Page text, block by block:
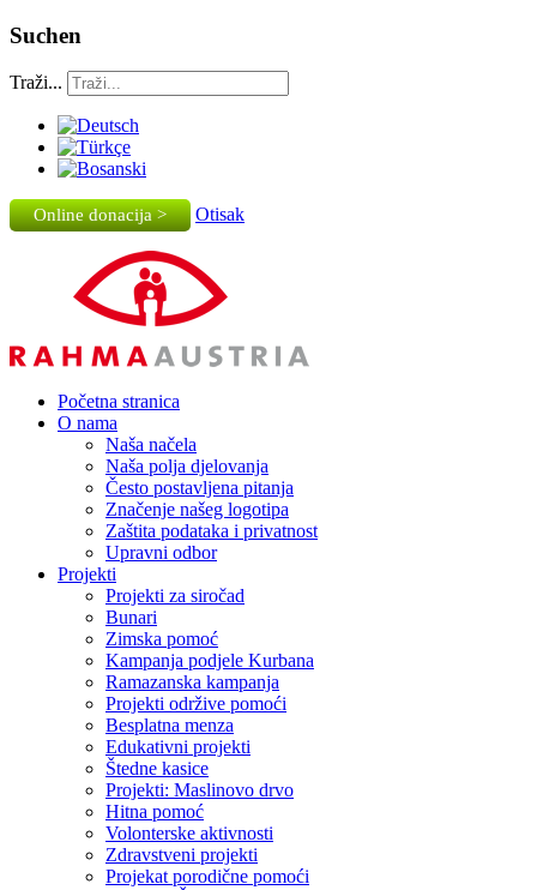
Suchen
Traži...
Online donacija > Otisak
Početna stranica
O nama
Naša načela
Naša polja djelovanja
Često postavljena pitanja
Značenje našeg logotipa
Zaštita podataka i privatnost
Upravni odbor
Projekti
Projekti za siročad
Bunari
Zimska pomoć
Kampanja podjele Kurbana
Ramazanska kampanja
Projekti održive pomoći
Besplatna menza
Edukativni projekti
Štedne kasice
Projekti: Maslinovo drvo
Hitna pomoć
Volonterske aktivnosti
Zdravstveni projekti
Projekat porodične pomoći